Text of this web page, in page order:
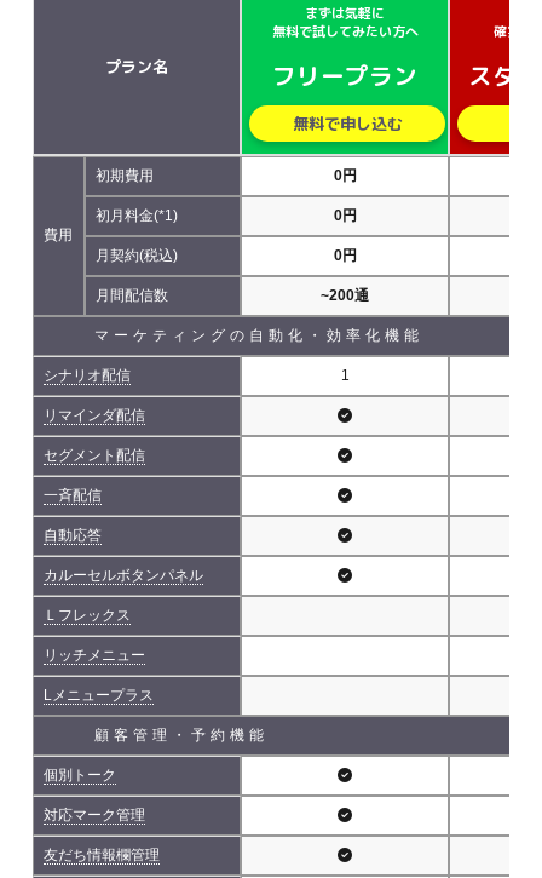
プラン名
まずは気軽に
無料で試してみたい方へ
フリープラン
無料で申し込む
確実に
スタ
費用
初期費用 0円
初月料金(*1) 0円
月契約(税込) 0円
月間配信数 ~200通
マーケティングの自動化・効率化機能
シナリオ配信 1
リマインダ配信
セグメント配信
一斉配信
自動応答
カルーセルボタンパネル
Ｌフレックス
リッチメニュー
Lメニュープラス
顧客管理・予約機能
個別トーク
対応マーク管理
友だち情報欄管理